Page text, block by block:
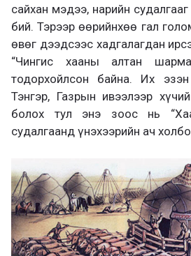
сайхан мэдээ, нарийн
бий. Тэрээр өөрийнхөө гал
өвөг дээдсээс хадгалагдан
“Чингис хааны алтан
тодорхойлсон байна. Их
Тэнгэр, Газрын ивээлээр
болох тул энэ зоос нь
судалгаанд үнэхээрийн ач